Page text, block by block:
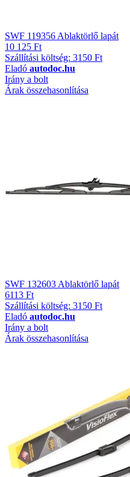
SWF 119356 Ablaktörlő lapát
10 125 Ft
Szállítási költség: 3150 Ft
Eladó autodoc.hu
Irány a bolt
Árak összehasonlítása
SWF 132603 Ablaktörlő lapát
6113 Ft
Szállítási költség: 3150 Ft
Eladó autodoc.hu
Irány a bolt
Árak összehasonlítása